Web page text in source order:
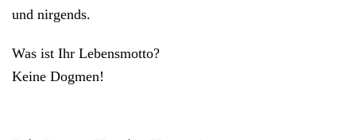
und nirgends.
Was ist Ihr Lebensmotto?
Keine Dogmen!